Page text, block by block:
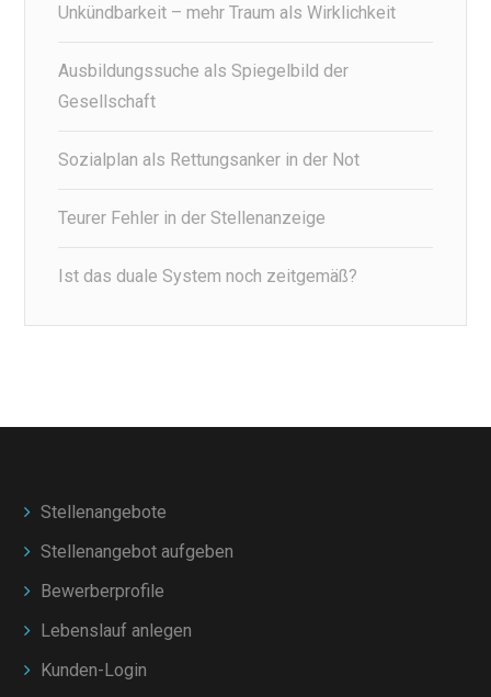
Unkündbarkeit – mehr Traum als Wirklichkeit
Ausbildungssuche als Spiegelbild der
Gesellschaft
Sozialplan als Rettungsanker in der Not
Teurer Fehler in der Stellenanzeige
Ist das duale System noch zeitgemäß?
Stellenangebote
Stellenangebot aufgeben
Bewerberprofile
Lebenslauf anlegen
Kunden-Login